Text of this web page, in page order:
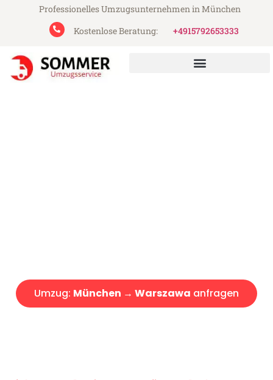
Professionelles Umzugsunternehmen in München
Kostenlose Beratung:
+4915792653333
Umzug: München → Warszawa anfragen